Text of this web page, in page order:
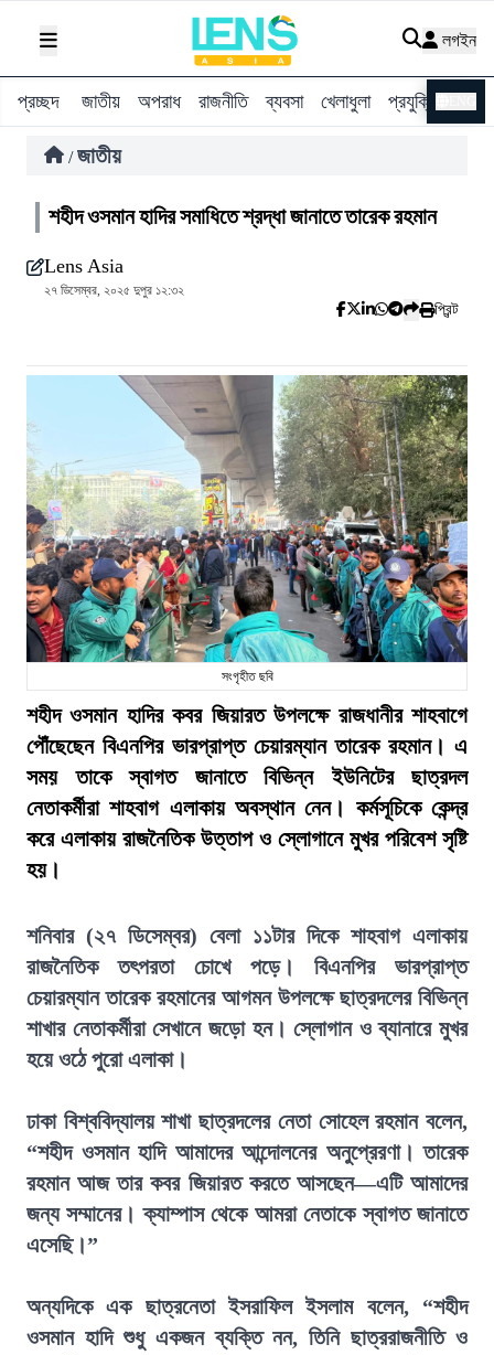
লগইন
প্রচ্ছদ জাতীয় অপরাধ রাজনীতি ব্যবসা খেলাধুলা প্রযুক্তি
/ জাতীয়
শহীদ ওসমান হাদির সমাধিতে শ্রদ্ধা জানাতে তারেক রহমান
Lens Asia
২৭ ডিসেম্বর, ২০২৫ দুপুর ১২:৩২
প্রিন্ট
সংগৃহীত ছবি
শহীদ ওসমান হাদির কবর জিয়ারত উপলক্ষে রাজধানীর শাহবাগে
পৌঁছেছেন বিএনপির ভারপ্রাপ্ত চেয়ারম্যান তারেক রহমান। এ
সময় তাকে স্বাগত জানাতে বিভিন্ন ইউনিটের ছাত্রদল
নেতাকর্মীরা শাহবাগ এলাকায় অবস্থান নেন। কর্মসূচিকে কেন্দ্র
করে এলাকায় রাজনৈতিক উত্তাপ ও স্লোগানে মুখর পরিবেশ সৃষ্টি
হয়।
শনিবার (২৭ ডিসেম্বর) বেলা ১১টার দিকে শাহবাগ এলাকায়
রাজনৈতিক তৎপরতা চোখে পড়ে। বিএনপির ভারপ্রাপ্ত
চেয়ারম্যান তারেক রহমানের আগমন উপলক্ষে ছাত্রদলের বিভিন্ন
শাখার নেতাকর্মীরা সেখানে জড়ো হন। স্লোগান ও ব্যানারে মুখর
হয়ে ওঠে পুরো এলাকা।
ঢাকা বিশ্ববিদ্যালয় শাখা ছাত্রদলের নেতা সোহেল রহমান বলেন,
“শহীদ ওসমান হাদি আমাদের আন্দোলনের অনুপ্রেরণা। তারেক
রহমান আজ তার কবর জিয়ারত করতে আসছেন—এটি আমাদের
জন্য সম্মানের। ক্যাম্পাস থেকে আমরা নেতাকে স্বাগত জানাতে
এসেছি।”
অন্যদিকে এক ছাত্রনেতা ইসরাফিল ইসলাম বলেন, “শহীদ
ওসমান হাদি শুধু একজন ব্যক্তি নন, তিনি ছাত্ররাজনীতি ও